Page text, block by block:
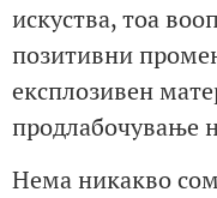
искуства, тоа
позитивни
експлозивен
продлабочување
Нема никакво